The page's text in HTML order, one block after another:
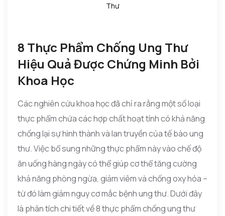
Thư
8 Thực Phẩm Chống Ung Thư
Hiệu Quả Được Chứng Minh Bởi
Khoa Học
Các nghiên cứu khoa học đã chỉ ra rằng một số loại
thực phẩm chứa các hợp chất hoạt tính có khả năng
chống lại sự hình thành và lan truyền của tế bào ung
thư. Việc bổ sung những thực phẩm này vào chế độ
ăn uống hàng ngày có thể giúp cơ thể tăng cường
khả năng phòng ngừa, giảm viêm và chống oxy hóa –
từ đó làm giảm nguy cơ mắc bệnh ung thư. Dưới đây
là phân tích chi tiết về 8 thực phẩm chống ung thư